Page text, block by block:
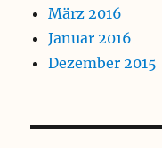
März 2016
Januar 2016
Dezember 2015